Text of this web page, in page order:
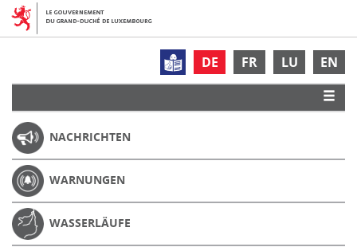
DE FR LU EN
NACHRICHTEN
WARNUNGEN
WASSERLÄUFE